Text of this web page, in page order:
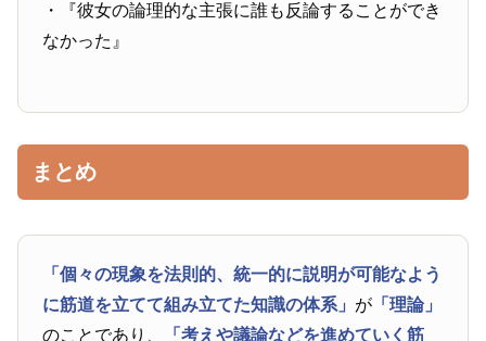
・『彼女の論理的な主張に誰も反論することができ
なかった』
まとめ
「個々の現象を法則的、統一的に説明が可能なよう
に筋道を立てて組み立てた知識の体系」 が 「理論」
のことであり、
「考えや議論などを進めていく筋